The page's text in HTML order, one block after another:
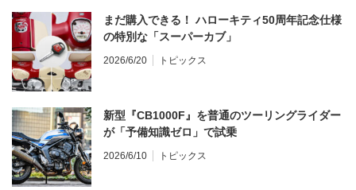
まだ購入できる！ ハローキティ50周年記念仕様
の特別な「スーパーカブ」
2026/6/20 トピックス
新型『CB1000F』を普通のツーリングライダー
が「予備知識ゼロ」で試乗
2026/6/10 トピックス